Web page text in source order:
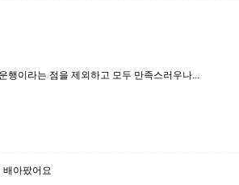
행이라는 점을 제외하고 모두 만족스러우나...
배아팠어요